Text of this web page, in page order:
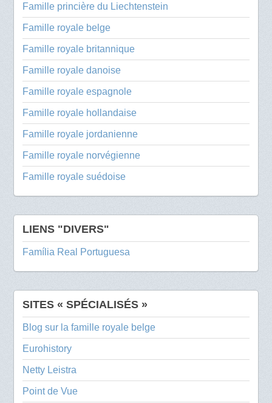
Famille princière du Liechtenstein
Famille royale belge
Famille royale britannique
Famille royale danoise
Famille royale espagnole
Famille royale hollandaise
Famille royale jordanienne
Famille royale norvégienne
Famille royale suédoise
LIENS "DIVERS"
Família Real Portuguesa
SITES « SPÉCIALISÉS »
Blog sur la famille royale belge
Eurohistory
Netty Leistra
Point de Vue